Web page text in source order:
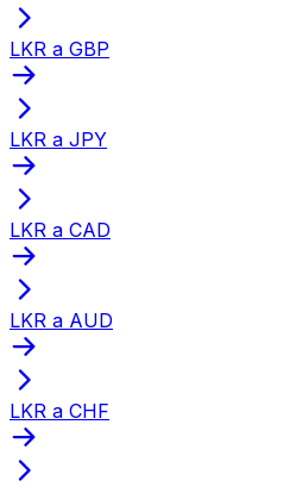
LKR a GBP
LKR a JPY
LKR a CAD
LKR a AUD
LKR a CHF